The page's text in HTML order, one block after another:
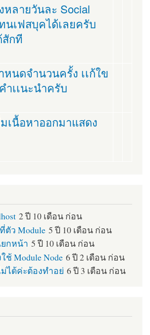
ลายวันละ Social
นเฟสบุคได้เลยครับ
กที
นดจำนวนครั้ง เเก้ใข
ำเเนะนำครับ
เนื้อหาออกมาแสดง
2 ปี 10 เดือน ก่อน
ว Module 5 ปี 10 เดือน ก่อน
กหน้า 5 ปี 10 เดือน ก่อน
ช้ Module Node 6 ปี 2 เดือน ก่อน
ม่ได้ค่ะต้องทำอย่ 6 ปี 3 เดือน ก่อน